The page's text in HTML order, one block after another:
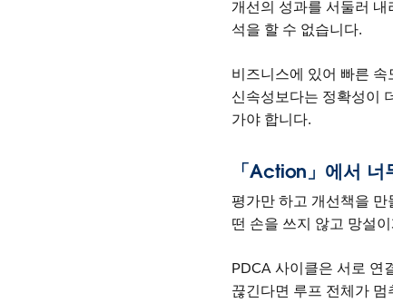
개선의 성과를 서둘러
석을 할 수 없습니다.
비즈니스에 있어 빠른
신속성보다는 정확성이
가야 합니다.
「Action」에서
평가만 하고 개선책을
떤 손을 쓰지 않고 망설
PDCA 사이클은 서로 연
끊긴다면 루프 전체가